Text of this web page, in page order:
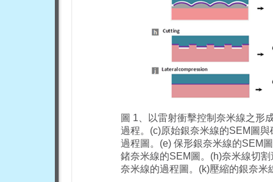
圖 1、以雷射衝擊控制奈米線之形
過程。(c)原始銀奈米線的SEM圖
過程圖。(e) 保形銀奈米線的SEM
鍺奈米線的SEM圖。(h)奈米線切
奈米線的過程圖。(k)壓縮的銀奈米